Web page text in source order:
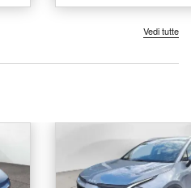
Vedi tutte